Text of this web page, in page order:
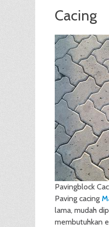
Cacing
Pavingblock
Paving cacing
lama, mudah
membutuhkan